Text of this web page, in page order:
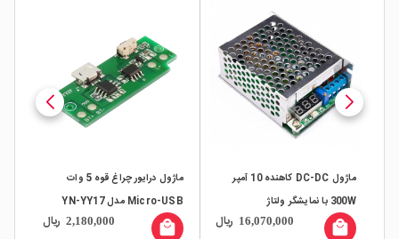
ماژول DC-DC کاهنده 10 آمپر
300W با نمایشگر ولتاژ
16,070,000 ریال local_mall
ماژول درایور چراغ قوه 5 وات
Micro-USB مدل YN-YY17
2,180,000 ریال local_mall